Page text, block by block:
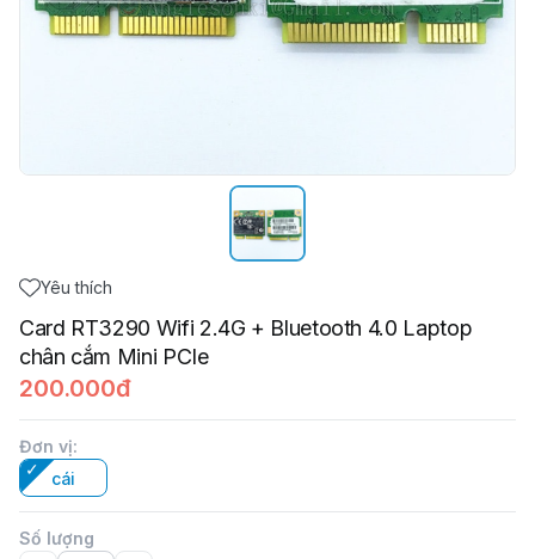
Yêu thích
Card RT3290 Wifi 2.4G + Bluetooth 4.0 Laptop
chân cắm Mini PCIe
200.000đ
Đơn vị:
cái
Số lượng